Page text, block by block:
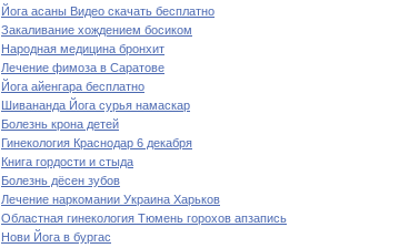
Йога асаны Видео скачать бесплатно
Закаливание хождением босиком
Народная медицина бронхит
Лечение фимоза в Саратове
Йога айенгара бесплатно
Шивананда Йога сурья намаскар
Болезнь крона детей
Гинекология Краснодар 6 декабря
Книга гордости и стыда
Болезнь дёсен зубов
Лечение наркомании Украина Харьков
Областная гинекология Тюмень горохов апзапись
Нови Йога в бургас